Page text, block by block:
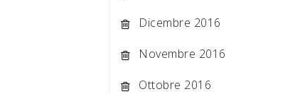
Dicembre 2016
Novembre 2016
Ottobre 2016